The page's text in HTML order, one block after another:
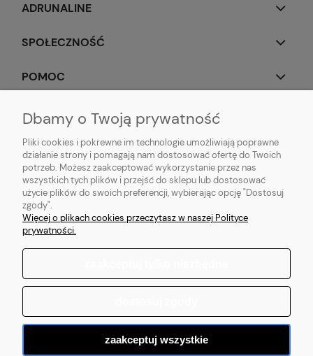
ADRUNALINE
SPOŁECZNOŚĆ
POMOC
OBSERWUJ NAS
Popularne produkty:Koszulki do biegania|Topy do biegania|Bluzy do
biegania| Longsleeve do biegania|Kurtki do biegania|Kamizelki do
biegania| Legginsy do biegania
Sklep internetowy Shoper.pl
Dbamy o Twoją prywatność
Pliki cookies i pokrewne im technologie umożliwiają poprawne
działanie strony i pomagają nam dostosować ofertę do Twoich
potrzeb. Możesz zaakceptować wykorzystanie przez nas
wszystkich tych plików i przejść do sklepu lub dostosować
użycie plików do swoich preferencji, wybierając opcję "Dostosuj
zgody".
Więcej o plikach cookies przeczytasz w naszej Polityce
prywatności.
zaakceptuj wszystkie